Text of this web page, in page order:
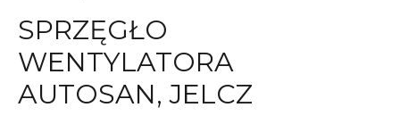
SPRZĘGŁO
WENTYLATORA
AUTOSAN, JELCZ